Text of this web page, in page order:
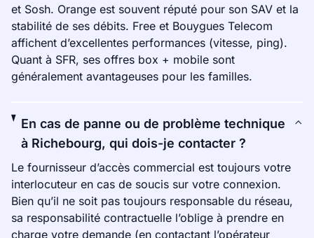
et Sosh. Orange est souvent réputé pour son SAV et la
stabilité de ses débits. Free et Bouygues Telecom
affichent d’excellentes performances (vitesse, ping).
Quant à SFR, ses offres box + mobile sont
généralement avantageuses pour les familles.
En cas de panne ou de problème technique
à Richebourg, qui dois-je contacter ?
Le fournisseur d’accès commercial est toujours votre
interlocuteur en cas de soucis sur votre connexion.
Bien qu’il ne soit pas toujours responsable du réseau,
sa responsabilité contractuelle l’oblige à prendre en
charge votre demande (en contactant l’opérateur